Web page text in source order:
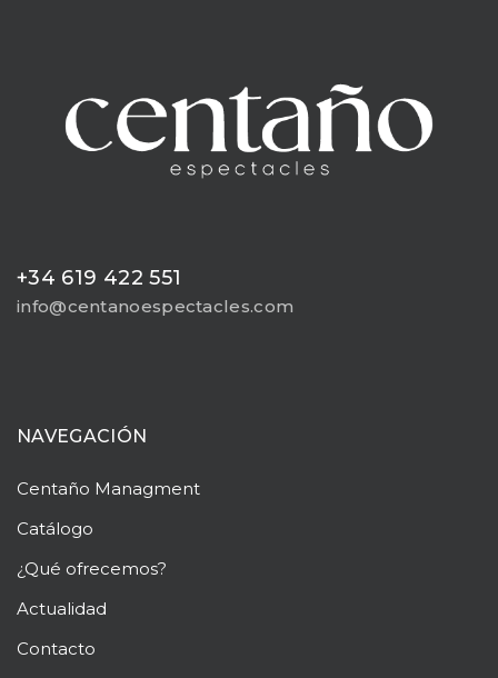
+34 619 422 551
info@centanoespectacles.com
NAVEGACIÓN
Centaño Managment
Catálogo
¿Qué ofrecemos?
Actualidad
Contacto